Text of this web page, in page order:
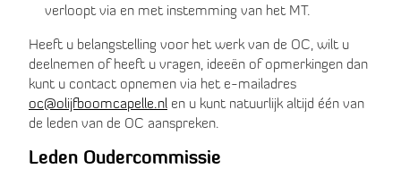
verloopt via en met instemming van het MT.
Heeft u belangstelling voor het werk van de OC, wilt u
deelnemen of heeft u vragen, ideeën of opmerkingen dan
kunt u contact opnemen via het e-mailadres
oc@olijfboomcapelle.nl en u kunt natuurlijk altijd één van
de leden van de OC aanspreken.
Leden Oudercommissie